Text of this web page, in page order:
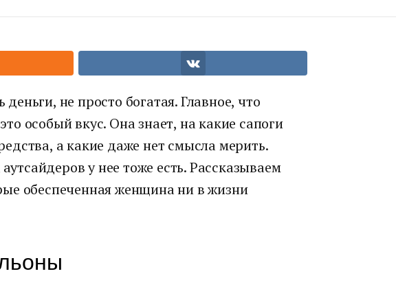
не просто богатая. Главное, что
особый вкус. Она знает, на какие сапоги
а какие даже нет смысла мерить.
у нее тоже есть. Рассказываем
обеспеченная женщина ни в жизни